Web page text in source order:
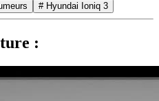
# Hyundai Ioniq 3
: